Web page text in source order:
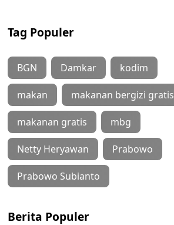
Tag Populer
BGN Damkar kodim
makan makanan bergizi gratis
makanan gratis mbg
Netty Heryawan Prabowo
Prabowo Subianto
Berita Populer